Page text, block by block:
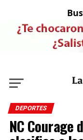
DEPORTES
NC Courage